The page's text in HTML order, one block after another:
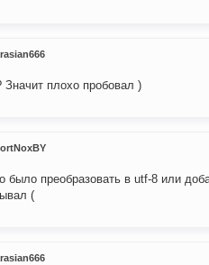
Значит плохо пробовал )
было преобразовать в utf-8 или
(